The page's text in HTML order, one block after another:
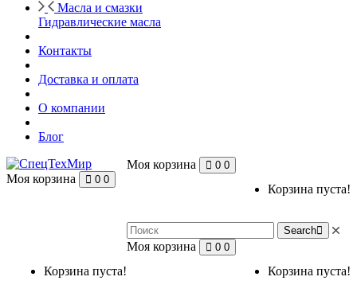
Масла и смазки
Гидравлические масла
Контакты
Доставка и оплата
О компании
Блог
Моя корзина 0 0
Корзина пуста!
Search
Моя корзина 0 0
Корзина пуста!
Моя корзина 0 0
Корзина пуста!